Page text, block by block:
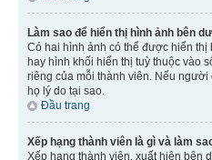
Làm sao để hiển thị hình ảnh bên
Có hai hình ảnh có thể được hiển
hay hình khối hiển thị tuỳ thuộc vào
riêng của mỗi thành viên. Nếu
họ lý do tại sao.
Đầu trang
Xếp hạng thành viên là gì và làm
Xếp hạng thành viên, xuất hiện bên